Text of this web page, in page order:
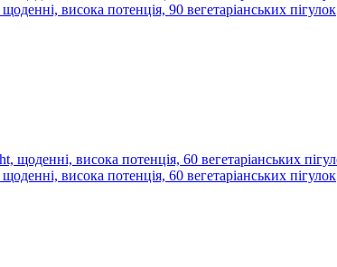
висока потенція, 90 вегетаріанських пігулок
висока потенція, 60 вегетаріанських пігулок